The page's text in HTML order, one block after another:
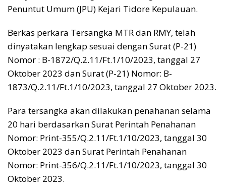
Penuntut Umum (JPU) Kejari Tidore Kepulauan.
Berkas perkara Tersangka MTR dan RMY, telah
dinyatakan lengkap sesuai dengan Surat (P-21)
Nomor : B-1872/Q.2.11/Ft.1/10/2023, tanggal 27
Oktober 2023 dan Surat (P-21) Nomor: B-
1873/Q.2.11/Ft.1/10/2023, tanggal 27 Oktober 2023.
Para tersangka akan dilakukan penahanan selama
20 hari berdasarkan Surat Perintah Penahanan
Nomor: Print-355/Q.2.11/Ft.1/10/2023, tanggal 30
Oktober 2023 dan Surat Perintah Penahanan
Nomor: Print-356/Q.2.11/Ft.1/10/2023, tanggal 30
Oktober 2023.